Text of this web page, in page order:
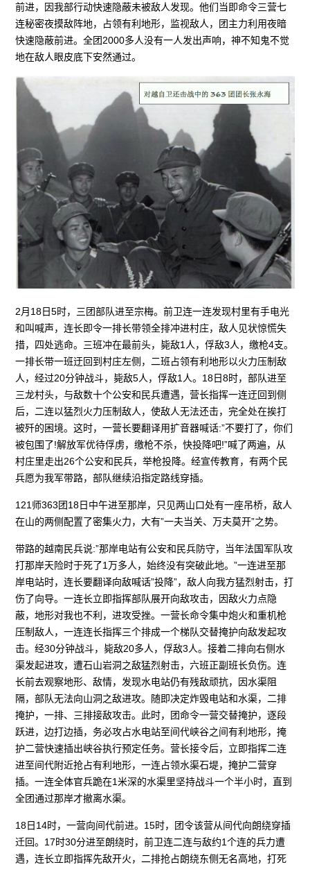
前进，因我部行动快速隐蔽未被敌人发现。他们当即命令三营七
连秘密夜摸敌阵地，占领有利地形，监视敌人，团主力利用夜暗
快速隐蔽前进。全团2000多人没有一人发出声响，神不知鬼不觉
地在敌人眼皮底下安然通过。
2月18日5时，三团部队进至宗梅。前卫连一连发现村里有手电光
和叫喊声，连长即令一排长带领全排冲进村庄，敌人见状惊慌失
措，四处逃命。三班冲在最前头，毙敌1人，俘敌3人，缴枪4支。
一排长带一班迂回到村庄左侧，二班占领有利地形以火力压制敌
人，经过20分钟战斗，毙敌5人，俘敌1人。18日8时，部队进至
三龙村头，与敌数十个公安和民兵遭遇，营长指挥一连迂回到侧
后，二连以猛烈火力压制敌人，使敌人无法还击，完全处在挨打
被歼的困境。这时，一营长要翻译用扩音器喊话:”不要打了，你们
被包围了!解放军优待俘虏，缴枪不杀，快投降吧!”喊了两遍，从
村庄里走出26个公安和民兵，举枪投降。经宣传教育，有两个民
兵愿为我军带路，部队继续沿指定路线穿插。
121师363团18日中午进至那岸，只见两山口处有一座吊桥，敌人
在山的两侧配置了密集火力，大有”一夫当关、万夫莫开”之势。
带路的越南民兵说:”那岸电站有公安和民兵防守，当年法国军队攻
打那岸天险时于死了1万多人，始终没有突破此地。”一连进至那
岸电站时，连长要翻译向敌喊话”投降”，敌人向我方猛烈射击，打
伤了向导。一连长立即指挥部队展开向敌攻击，因敌火力点隐
蔽，地形对我也不利，进攻受挫。一营长命令集中炮火和重机枪
压制敌人，一连连长指挥三个排成一个梯队交替掩护向敌发起攻
击。经30分钟战斗，毙敌20多人，俘敌3人。接着二排向右侧水
渠发起进攻，遭石山岩洞之敌猛烈射击，六班正副班长负伤。连
长前去观察地形、敌情，发现水电站仍有残敌顽抗，因水渠阻
隔，部队无法向山洞之敌进攻。随即决定炸毁电站和水渠，二排
掩护，一排、三排接敌攻击。此时，团命令一营交替掩护，逐段
跃进，边打边插，务必攻占水电站至间代峡谷之间有利地形，掩
护二营快速插出峡谷执行预定任务。营长接令后，立即指挥二连
进至间代附近抢占有利地形，一连占领水渠石堤，掩护二营穿
插。一连全体官兵跪在1米深的水渠里坚持战斗一个半小时，直到
全团通过那岸才撤离水渠。
18日14时，一营向间代前进。15时，团令该营从间代向朗绕穿插
迁回。17时30分进至朗绕时，前卫连二连与敌约1个连的兵力遭
遇，连长立即指挥先敌开火，二排抢占朗绕东侧无名高地，打死